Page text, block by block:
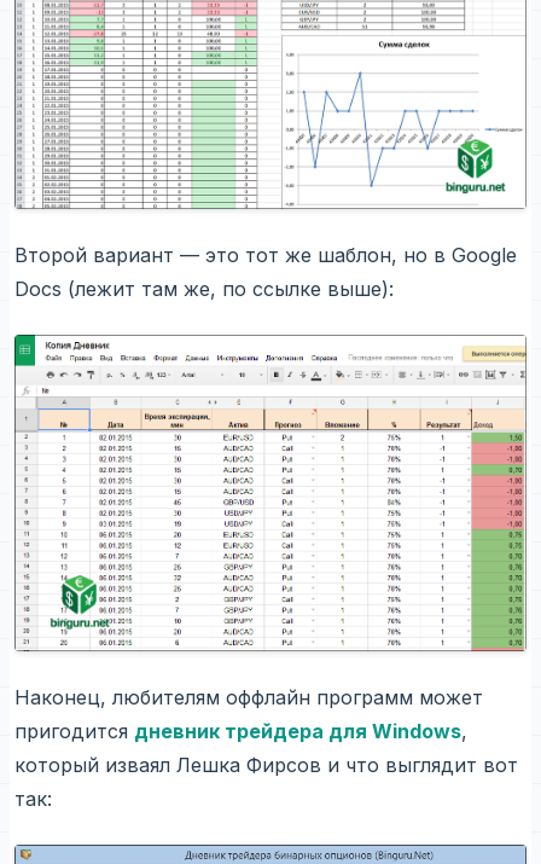
Второй вариант — это тот же шаблон, но в Google
Docs (лежит там же, по ссылке выше):
Наконец, любителям оффлайн программ может
пригодится дневник трейдера для Windows,
который изваял Лешка Фирсов и что выглядит вот
так: